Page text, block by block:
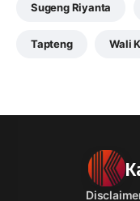
Sugeng Riyanta
Tapteng Wali